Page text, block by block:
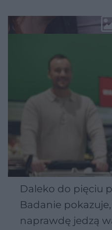
Daleko do pięciu
Badanie
naprawdę jedzą